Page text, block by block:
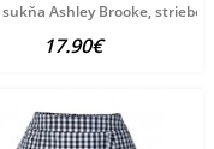
sukňa Ashley Brooke,
17.90€